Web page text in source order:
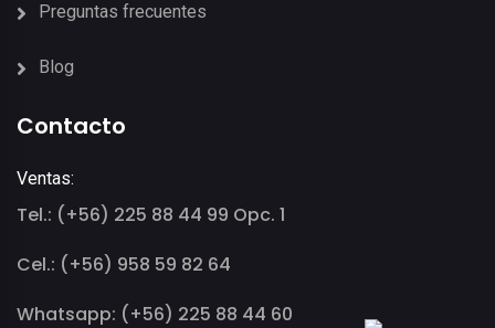
Preguntas frecuentes
Blog
Contacto
Ventas:
Tel.: (+56) 225 88 44 99 Opc. 1
Cel.: (+56) 958 59 82 64
Whatsapp: (+56) 225 88 44 60